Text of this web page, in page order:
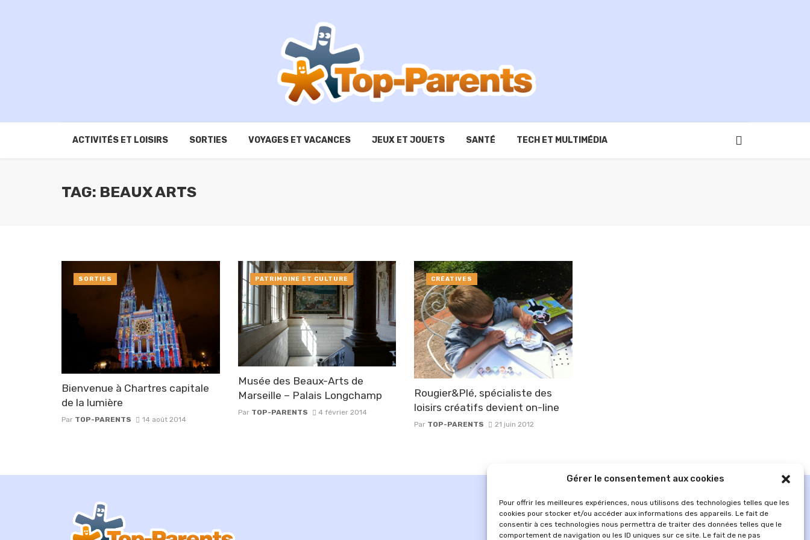
Gérer le consentement aux cookies
Pour offrir les meilleures expériences, nous utilisons des technologies telles que les
cookies pour stocker et/ou accéder aux informations des appareils. Le fait de
consentir à ces technologies nous permettra de traiter des données telles que le
comportement de navigation ou les ID uniques sur ce site. Le fait de ne pas
ACTIVITÉS ET LOISIRS SORTIES VOYAGES ET VACANCES JEUX ET JOUETS SANTÉ TECH ET MULTIMÉDIA
TAG: BEAUX ARTS
Bienvenue à Chartres capitale
de la lumière
Par TOP-PARENTS 14 août 2014
SORTIES
Musée des Beaux-Arts de
Marseille – Palais Longchamp
Par TOP-PARENTS 4 février 2014
PATRIMOINE ET CULTURE
Rougier&Plé, spécialiste des
loisirs créatifs devient on-line
Par TOP-PARENTS 21 juin 2012
CRÉATIVES